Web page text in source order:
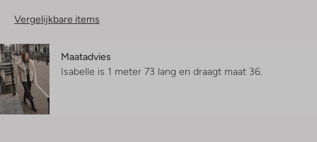
Vergelijkbare items
Maatadvies
Isabelle is 1 meter 73 lang en draagt maat 36.